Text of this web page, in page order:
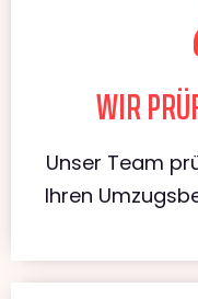
WIR
Unser Team
Ihren